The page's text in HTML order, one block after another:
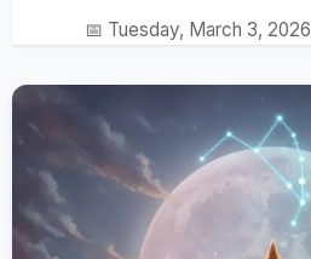
📅 Tuesday, March 3, 2026